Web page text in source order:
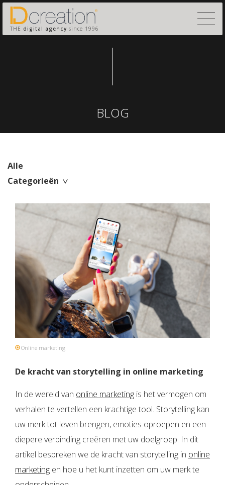
THE digital agency since 1996
BLOG
Alle
Categorieën
Online marketing
De kracht van storytelling in online marketing
In de wereld van online marketing is het vermogen om
verhalen te vertellen een krachtige tool. Storytelling kan
uw merk tot leven brengen, emoties oproepen en een
diepere verbinding creëren met uw doelgroep. In dit
artikel bespreken we de kracht van storytelling in online
marketing en hoe u het kunt inzetten om uw merk te